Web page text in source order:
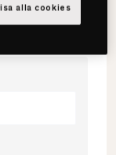
alla cookies